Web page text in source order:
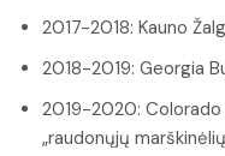
2017-2018: Kauno
2018-2019: Georgia
2019-2020: Colorado
„raudonųjų